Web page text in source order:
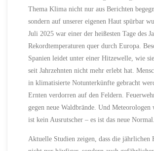
Thema Klima nicht nur aus Berichten
sondern auf unserer eigenen Haut spürbar
Juli 2025 war einer der heißesten Tage des
Rekordtemperaturen quer durch Europa.
Spanien leidet unter einer Hitzewelle, wie
seit Jahrzehnten nicht mehr erlebt hat.
in klimatisierte Notunterkünfte gebracht
Ernten verdorren auf den Feldern.
gegen neue Waldbrände. Und Meteorologen
ist kein Ausrutscher – es ist das neue Normal.
Aktuelle Studien zeigen, dass die jährlichen